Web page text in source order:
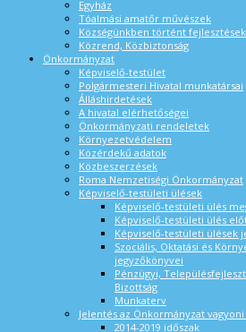
Egyház
Tóalmási amatőr művészek
Községünkben történt fejlesztések
Közrend, Közbiztonság
Önkormányzat
Képviselő-testület
Polgármesteri Hivatal munkatársai
Álláshirdetések
A hivatal elérhetőségei
Önkormányzati rendeletek
Környezetvédelem
Közérdekű adatok
Közbeszerzések
Roma Nemzetiségi Önkormányzat
Képviselő-testületi ülések
Képviselő-testületi ülés
Képviselő-testületi ülés
Képviselő-testületi ülések
Szociális, Oktatási és
jegyzőkönyvei
Pénzügyi,
Bizottság
Munkaterv
Jelentés az Önkormányzat
2014-2019 időszak